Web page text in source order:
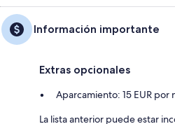
Información importante
Extras opcionales
Aparcamiento: 15 EUR por
La lista anterior puede estar